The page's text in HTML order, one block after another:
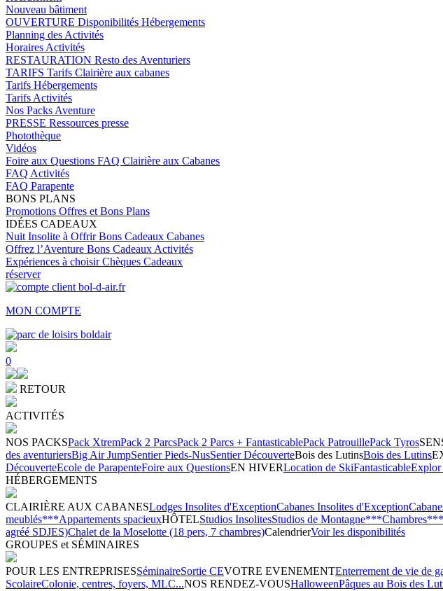
Nouveau bâtiment
OUVERTURE Disponibilités Hébergements
Planning des Activités
Horaires Activités
RESTAURATION Resto des Aventuriers
TARIFS Tarifs Clairière aux cabanes
Tarifs Hébergements
Tarifs Activités
Nos Packs Aventure
PRESSE Ressources presse
Photothèque
Vidéos
Foire aux Questions FAQ Clairière aux Cabanes
FAQ Activités
FAQ Parapente
BONS PLANS
Promotions Offres et Bons Plans
IDÉES CADEAUX
Nuit Insolite à OffrirBons Cadeaux Cabanes
Offrez l’Aventure Bons Cadeaux Activités
Expériences à choisirChèques Cadeaux
réserver
MON COMPTE
0
RETOUR
ACTIVITÉS
NOS PACKSPack XtremPack 2 ParcsPack 2 Parcs + FantasticablePack PatrouillePack Tyros
des aventuriersBig Air JumpSentier Pieds-NusSentier DécouverteBois des LutinsBois des Lutins
DécouverteEcole de ParapenteFoire aux QuestionsEN HIVERLocation de SkiFantasticableExplor
HÉBERGEMENTS
CLAIRIÈRE AUX CABANESLodges Insolites d'ExceptionCabanes Insolites d'Exception
meublés***Appartements spacieuxHÔTELStudios InsolitesStudios de Montagne***Chambres***
agréé SDJES)Chalet de la Moselotte (18 pers, 7 chambres)CalendrierVoir les disponibilités
GROUPES et SÉMINAIRES
POUR LES ENTREPRISESSéminaireSortie CEVOTRE EVENEMENTEnterrement de vie de
ScolaireColonie, centres, foyers, MLC...NOS RENDEZ-VOUSHalloweenPâques au Bois des